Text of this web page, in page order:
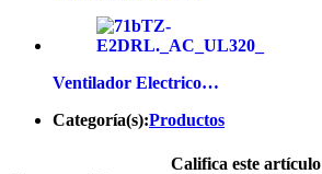
Ventilador Electrico…
Categoría(s):Productos
Califica este artículo